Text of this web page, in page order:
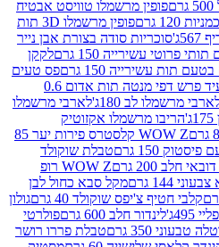
מרשמלו טוויסט אבטיח
פופין מרשמלו 3D תות
סודה בצורת אבן נייר
150 גרם
לקקן
150 גרם
פס טעים
עיד פרש דפי מנטה תות אדום 0.6
180ג'
לארבי מרשמלו
מרשמלו אקזוטיק
WOW Z קלסטרס פירות יער 85
טבלת שוקולד
WOW Z רופ
מקל סבא כחול לבן
שוקולד 40 גרם
גולון
חלב 600 גרם
פולרטי
טבלת פררו רושר